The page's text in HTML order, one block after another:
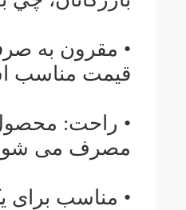
قیمت مناسب
• راحت:
مصرف می